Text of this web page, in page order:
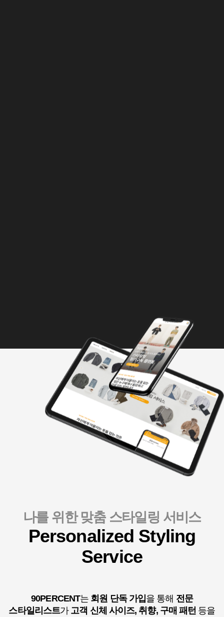
나를 위한 맞춤 스타일링 서비스
전문 스타일리스트의 데이터 기반 맞춤 스타일링으로 구독자 만족도
Personalized Styling
Service
90PERCENT는 회원 단독 가입을 통해 전문
스타일리스트가 고객 신체 사이즈, 취향, 구매 패턴 등을